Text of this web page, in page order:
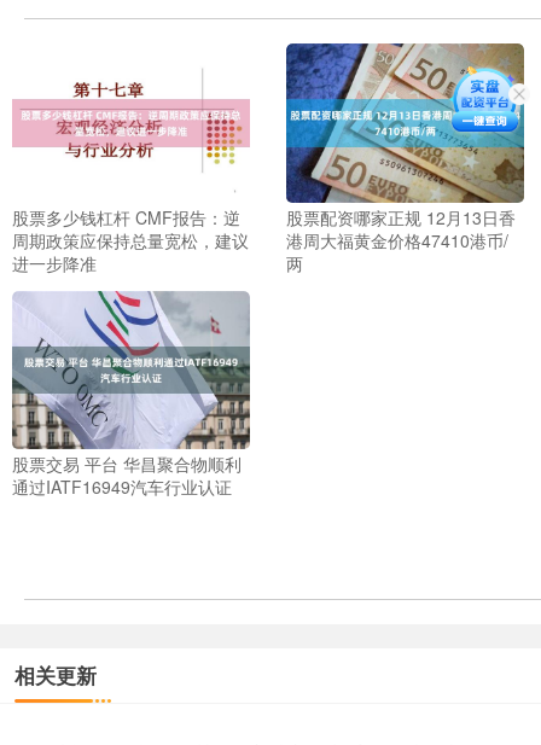
股票多少钱杠杆 CMF报告：逆
周期政策应保持总量宽松，建议
进一步降准
股票配资哪家正规 12月13日香
港周大福黄金价格47410港币/
两
股票交易 平台 华昌聚合物顺利
通过IATF16949汽车行业认证
相关更新